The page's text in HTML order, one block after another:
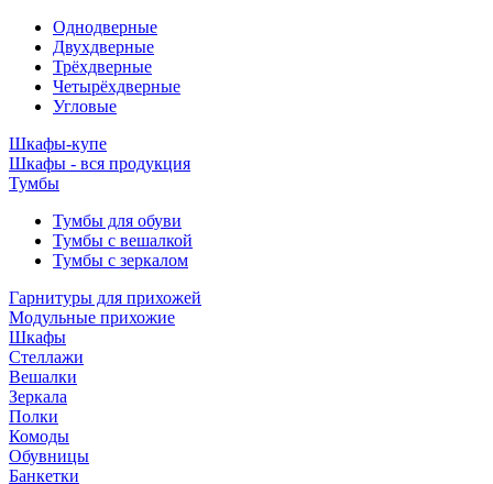
Однодверные
Двухдверные
Трёхдверные
Четырёхдверные
Угловые
Шкафы-купе
Шкафы - вся продукция
Тумбы
Тумбы для обуви
Тумбы с вешалкой
Тумбы с зеркалом
Гарнитуры для прихожей
Модульные прихожие
Шкафы
Стеллажи
Вешалки
Зеркала
Полки
Комоды
Обувницы
Банкетки